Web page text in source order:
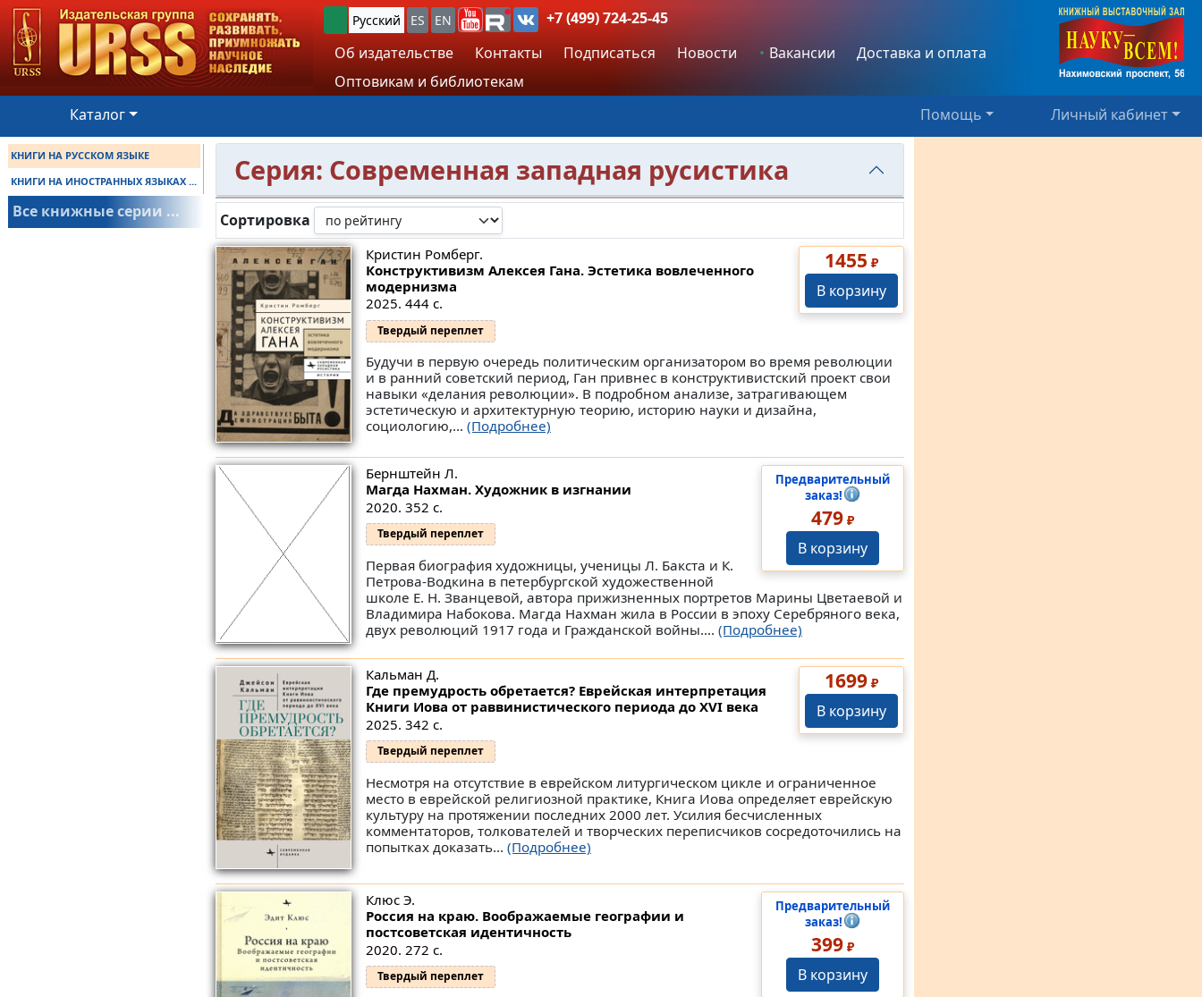
Русский ES EN
+7 (499) 724-25-45
Об издательстве
Контакты Подписаться Новости Вакансии
Доставка и оплата
Оптовикам и библиотекам
Каталог
Помощь Личный кабинет
КНИГИ НА РУССКОМ ЯЗЫКЕ
КНИГИ НА ИНОСТРАННЫХ ЯЗЫКАХ ...
Все книжные серии ...
Серия: Современная западная русистика
Сортировка
1455 ₽
В корзину
Кристин Ромберг.
Конструктивизм Алексея Гана. Эстетика вовлеченного
модернизма
2025. 444 с.
Твердый переплет
Будучи в первую очередь политическим организатором во время революции
и в ранний советский период, Ган привнес в конструктивистский проект свои
навыки «делания революции». В подробном анализе, затрагивающем
эстетическую и архитектурную теорию, историю науки и дизайна,
социологию,... (Подробнее)
Предварительный
заказ!
479 ₽
В корзину
Бернштейн Л.
Магда Нахман. Художник в изгнании
2020. 352 с.
Твердый переплет
Первая биография художницы, ученицы Л. Бакста и К.
Петрова-Водкина в петербургской художественной
школе Е. Н. Званцевой, автора прижизненных портретов Марины Цветаевой и
Владимира Набокова. Магда Нахман жила в России в эпоху Серебряного века,
двух революций 1917 года и Гражданской войны.... (Подробнее)
1699 ₽
В корзину
Кальман Д.
Где премудрость обретается? Еврейская интерпретация
Книги Иова от раввинистического периода до XVI века
2025. 342 с.
Твердый переплет
Несмотря на отсутствие в еврейском литургическом цикле и ограниченное
место в еврейской религиозной практике, Книга Иова определяет еврейскую
культуру на протяжении последних 2000 лет. Усилия бесчисленных
комментаторов, толкователей и творческих переписчиков сосредоточились на
попытках доказать... (Подробнее)
Предварительный
заказ!
399 ₽
В корзину
Клюс Э.
Россия на краю. Воображаемые географии и
постсоветская идентичность
2020. 272 с.
Твердый переплет